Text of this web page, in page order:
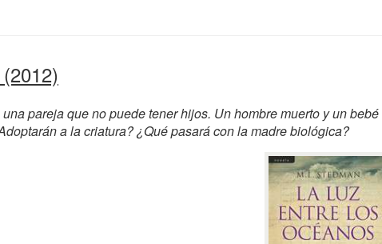
pareja que no puede tener hijos. Un hombre muerto y un bebé
a la criatura? ¿Qué pasará con la madre biológica?